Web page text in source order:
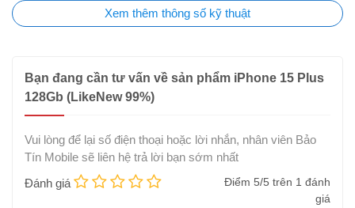
Về cấu hình: iPhone 15 Plus được trang bị chip A16 Bionic
mạnh mẽ gồm hai lõi hiệu năng cao đi kèm bốn lõi tiết kiệm
năng lượng. Bộ vi xử lý này bao gồm CPU 6 lõi và GPU 5 lõi
với băng thông nhiều hơn 50%.
Xem thêm thông số kỹ thuật
Bạn đang cần tư vấn về sản phẩm iPhone 15 Plus
128Gb (LikeNew 99%)
Vui lòng để lại số điện thoại hoặc lời nhắn, nhân viên Bảo
Tín Mobile sẽ liên hệ trả lời bạn sớm nhất
Đánh giá
Điểm 5/5 trên 1 đánh
giá